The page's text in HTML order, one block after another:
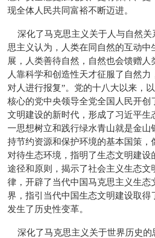
现全体人民共同富裕不断迈进。
深化了马克思主义关于人与自然关
思主义认为，人类在同自然的互动中
展，人类善待自然，自然也会馈赠人
人靠科学和创造性天才征服了自然力
对人进行报复”。党的十八大以来，
核心的党中央领导全党全国人民开创
文明建设的新时代，形成了习近平生
一思想树立和践行绿水青山就是金山
持节约资源和保护环境的基本国策，
对待生态环境，指明了生态文明建设
途径和原则，揭示了社会主义生态文
律，开辟了当代中国马克思主义生态
界，指引当代中国生态文明建设取得
发生了历史性变革。
深化了马克思主义关于世界历史的